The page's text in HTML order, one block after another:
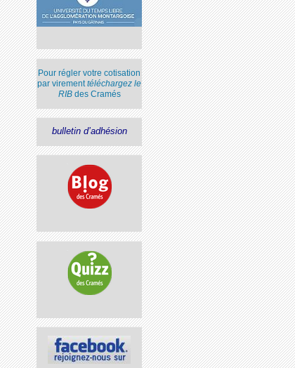
Pour régler votre cotisation
par virementtéléchargez le
RIBdes Cramés
bulletin d’adhésion